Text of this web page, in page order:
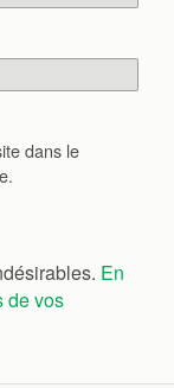
dans le
En
de vos